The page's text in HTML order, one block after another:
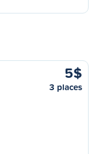
5$
3 places